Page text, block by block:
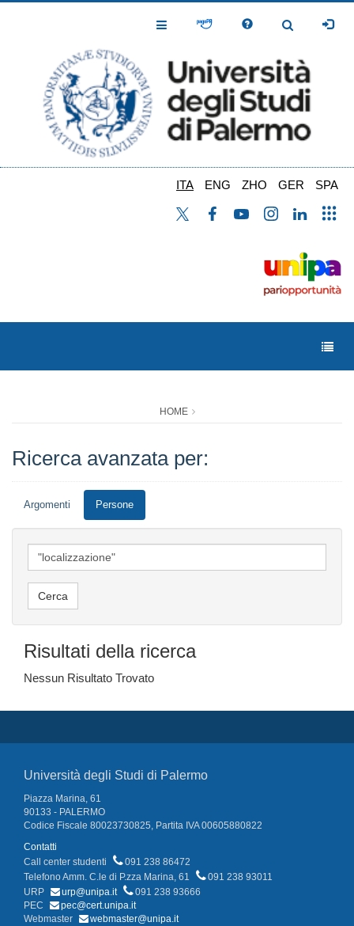
Toggle
Toggle
ITA ENG ZHO GER SPA
HOME
Ricerca avanzata per:
Argomenti Persone
Risultati della ricerca
Nessun Risultato Trovato
Università degli Studi di Palermo
Piazza Marina, 61
90133 - PALERMO
Codice Fiscale 80023730825, Partita IVA 00605880822
Contatti
Call center studenti
091 238 86472
Telefono Amm. C.le di P.zza Marina, 61
091 238 93011
URP
urp@unipa.it
091 238 93666
PEC
pec@cert.unipa.it
Webmaster
webmaster@unipa.it